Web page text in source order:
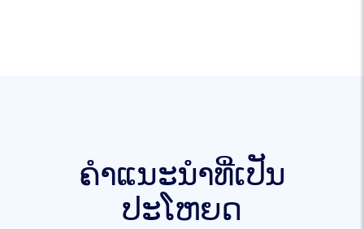
ຄໍາແນະນໍາທີ່ເປັນ
ປະໂຫຍດ